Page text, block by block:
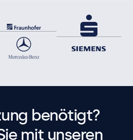
benötigt?
mit unseren